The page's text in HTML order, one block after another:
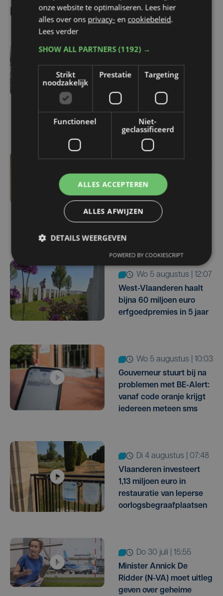
Lees ook
Veurne moet zo'n twee
onrechtmatig
terugbetalen
Geen plaats in de
jeugdopvang? Steeds
meer kinderen belanden
dan eerst in het
wo 5 augustus | 12:07
West-Vlaanderen haalt
bijna 60 miljoen euro
erfgoedpremies in 5 jaar
wo 5 augustus | 10:03
Gouverneur stuurt bij na
problemen met BE-Alert:
vanaf code oranje krijgt
iedereen meteen sms
di 4 augustus | 07:48
Vlaanderen investeert
1,13 miljoen euro in
restauratie van Ieperse
oorlogsbegraafplaatsen
do 30 juli | 15:55
Minister Annick De
Ridder (N-VA) moet uitleg
geven over geheime
onze website te optimaliseren. Lees hier
alles over ons privacy- en cookiebeleid.
Lees verder
SHOW ALL PARTNERS(1192) →
Strikt
noodzakelijk
Prestatie Targeting
Functioneel
Niet-
geclassificeerd
ALLES ACCEPTEREN
ALLES AFWIJZEN
DETAILS WEERGEVEN
POWERED BY COOKIESCRIPT